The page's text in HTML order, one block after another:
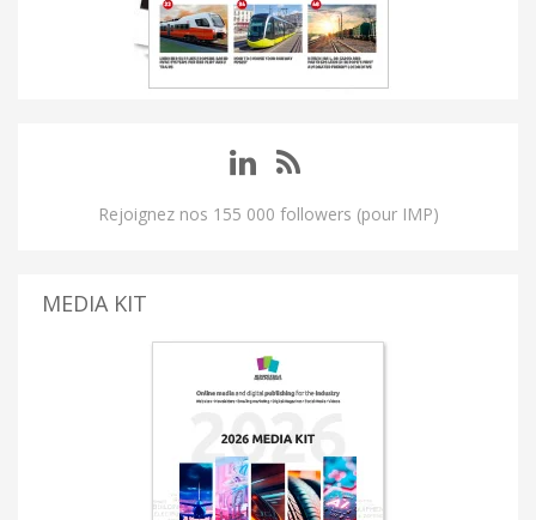
Rejoignez nos 155 000 followers (pour IMP)
MEDIA KIT